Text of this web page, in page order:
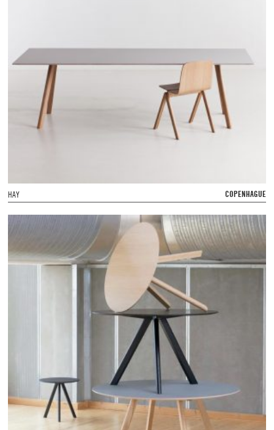
HAY COPENHAGUE